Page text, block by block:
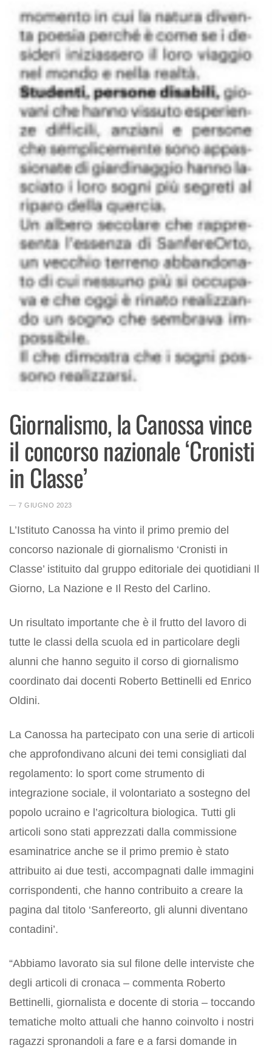
Giornalismo, la Canossa vince
il concorso nazionale ‘Cronisti
in Classe’
― 7 GIUGNO 2023
L’Istituto Canossa ha vinto il primo premio del
concorso nazionale di giornalismo ‘Cronisti in
Classe’ istituito dal gruppo editoriale dei quotidiani Il
Giorno, La Nazione e Il Resto del Carlino.
Un risultato importante che è il frutto del lavoro di
tutte le classi della scuola ed in particolare degli
alunni che hanno seguito il corso di giornalismo
coordinato dai docenti Roberto Bettinelli ed Enrico
Oldini.
La Canossa ha partecipato con una serie di articoli
che approfondivano alcuni dei temi consigliati dal
regolamento: lo sport come strumento di
integrazione sociale, il volontariato a sostegno del
popolo ucraino e l’agricoltura biologica. Tutti gli
articoli sono stati apprezzati dalla commissione
esaminatrice anche se il primo premio è stato
attribuito ai due testi, accompagnati dalle immagini
corrispondenti, che hanno contribuito a creare la
pagina dal titolo ‘Sanfereorto, gli alunni diventano
contadini’.
“Abbiamo lavorato sia sul filone delle interviste che
degli articoli di cronaca – commenta Roberto
Bettinelli, giornalista e docente di storia – toccando
tematiche molto attuali che hanno coinvolto i nostri
ragazzi spronandoli a fare e a farsi domande in